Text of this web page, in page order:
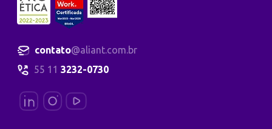
contato@aliant.com.br
55 11 3232-0730